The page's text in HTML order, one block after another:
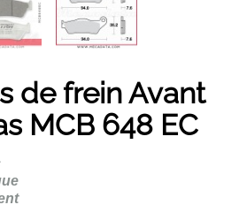
de frein Avant
MCB 648 EC